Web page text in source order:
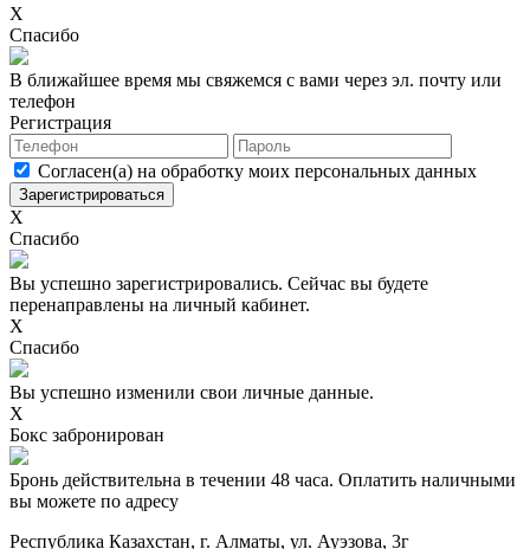
X
Спасибо
В ближайшее время мы свяжемся с вами через эл. почту или
телефон
Регистрация
Согласен(а) на обработку моих персональных данных
X
Спасибо
Вы успешно зарегистрировались. Сейчас вы будете
перенаправлены на личный кабинет.
X
Спасибо
Вы успешно изменили свои личные данные.
X
Бокс забронирован
Бронь действительна в течении 48 часа. Оплатить наличными
вы можете по адресу
Республика Казахстан, г. Алматы, ул. Ауэзова, 3г